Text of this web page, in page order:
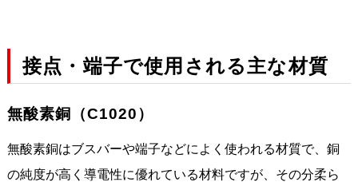
接点・端子で使用される主な材質
無酸素銅（C1020）
無酸素銅はブスバーや端子などによく使われる材質で、銅
の純度が高く導電性に優れている材料ですが、その分柔ら